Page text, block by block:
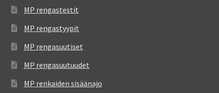
MP rengastestit
MP rengastyypit
MP rengasuutiset
MP rengasuutuudet
MP renkaiden sisäänajo